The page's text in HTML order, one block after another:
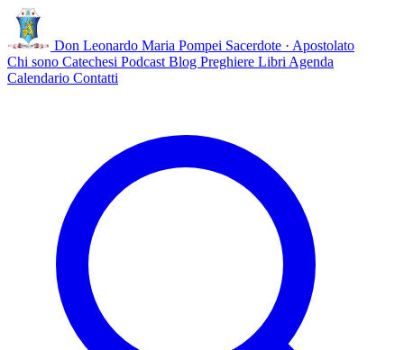
Don Leonardo Maria Pompei Sacerdote · Apostolato
Chi sono Catechesi Podcast Blog Preghiere Libri Agenda
Calendario Contatti